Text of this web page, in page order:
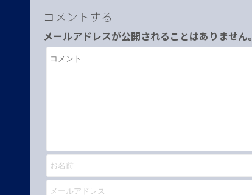
コメントする
メールアドレスが公開されることはありません。